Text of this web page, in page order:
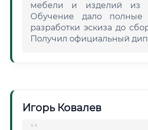
мебели и изделий из
Обучение дало полные
разработки эскиза до
Получил официальный
Игорь Ковалев